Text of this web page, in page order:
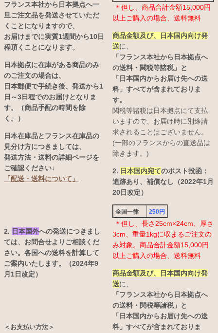
フランス本社から日本拠点へ一
旦ご注文品を発送させていただ
くことになりますので、
お届けまでに実質1週間から10日
程頂くことになります。
日本拠点に在庫がある商品のみ
のご注文の場合は、
日本郵便で手続き後、発送から1
日～3日程でのお届けとなりま
す。（商品手配の時間を除
く。）
日本在庫品とフランス在庫品の
見分け方につきましては、
発送方法・送料の詳細ページを
ご確認ください↓
「配送・送料について」
2. 日本国外への発送につきまし
ては、お問合せよりご相談くだ
さい。各国への送料を計算して
ご案内いたします。（2024年9
月1日改定）
＜お支払い方法＞
＊但し、商品合計金額15,000円
以上ご購入の場合、送料無料
商品金額及び、日本国内向け発
送に、
「フランス本社から日本拠点へ
の送料・関税等諸税」と
「日本国内からお届け先への送
料」すべてが含まれておりま
す。
関税等諸税は日本拠点にて支払
いますので、お届け時に別途請
求されることはございません。
(一部のフランスからの直送品は
除きます。)
2. 日本国内宛てのポスト投函：
追跡あり、補償なし（2022年1月
20日改定）
全国一律 250円
＊但し、長さ25cm×24cm、厚さ
3cm、重量1kgに収まるご注文の
み対象。商品合計金額15,000円
以上ご購入の場合、送料無料
商品金額及び、日本国内向け発
送に、
「フランス本社から日本拠点へ
の送料・関税等諸税」と
「日本国内からお届け先への送
料」すべてが含まれておりま